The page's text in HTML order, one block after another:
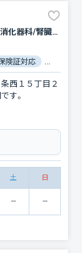
血液内科/糖尿病内科/呼吸器内科/循環器科/消化器科/腎臓内科・外科/人工透析/外科/呼吸器外科/心臓血管外科/整形外科/小児科/産婦人科/眼科/耳鼻咽喉科/皮膚科/泌尿器科/精神科・神経科/リウマチ科/放射線科/臨床検査・病理診断/麻酔科
険証対応
西１５丁目２
す。
土 日